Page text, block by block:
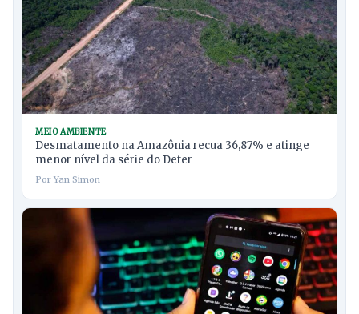
MEIO AMBIENTE
Desmatamento na Amazônia recua 36,87% e atinge
menor nível da série do Deter
Por Yan Simon